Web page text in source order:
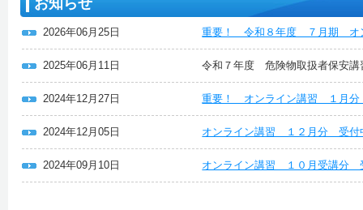
お知らせ
2026年06月25日 重要！ 令和８年度 ７月期 オ
2025年06月11日 令和７年度 危険物取扱者保安
2024年12月27日 重要！ オンライン講習 １月分
2024年12月05日 オンライン講習 １２月分 受付
2024年09月10日 オンライン講習 １０月受講分